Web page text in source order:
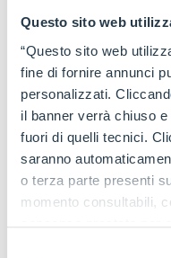
Questo sito web
“Questo sito web
fine di fornire annunci
personalizzati.
il banner verrà chiuso
fuori di quelli tecnici.
saranno
o terza parte presenti
momento consultabili,
consenso prestato per